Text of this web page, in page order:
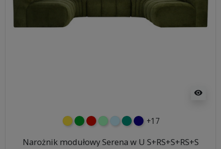
visibility
żółtyzielonyczerwony
miętowybłękitnyturkusowy
granatowy
+17
Narożnik modułowy Serena w U S+RS+S+RS+S